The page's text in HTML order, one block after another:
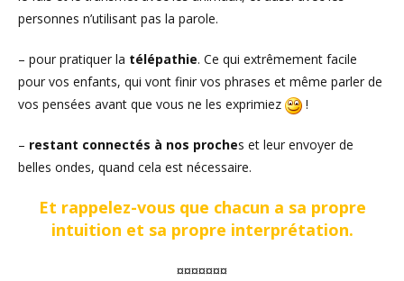
personnes n’utilisant pas la parole.
– pour pratiquer la télépathie. Ce qui extrêmement facile
pour vos enfants, qui vont finir vos phrases et même parler de
vos pensées avant que vous ne les exprimiez
!
– restant connectés à nos proches et leur envoyer de
belles ondes, quand cela est nécessaire.
Et rappelez-vous que chacun a sa propre
intuition et sa propre interprétation.
¤¤¤¤¤¤¤